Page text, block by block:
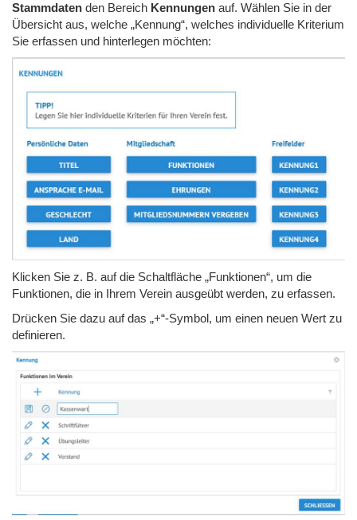
Stammdaten den Bereich Kennungen auf. Wählen Sie in der
Übersicht aus, welche „Kennung“, welches individuelle Kriterium
Sie erfassen und hinterlegen möchten:
Klicken Sie z. B. auf die Schaltfläche „Funktionen“, um die
Funktionen, die in Ihrem Verein ausgeübt werden, zu erfassen.
Drücken Sie dazu auf das „+“-Symbol, um einen neuen Wert zu
definieren.